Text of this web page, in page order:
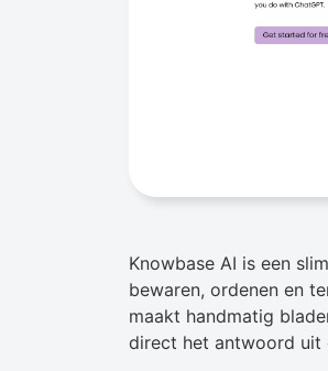
Knowbase AI is een
bewaren, ordenen en
maakt handmatig
direct het antwoord uit